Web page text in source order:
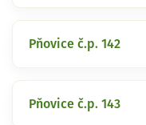
Pňovice č.p. 142
Pňovice č.p. 143